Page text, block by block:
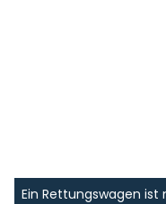
Ein Rettungswagen ist